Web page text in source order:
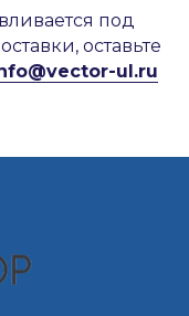
под
оставьте
ul.ru